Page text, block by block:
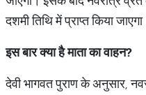
दशमी तिथि में प्राप्त किया
इसबारक्याहैमाताकावाहन?
देवी भागवत पुराण के अनुसार,